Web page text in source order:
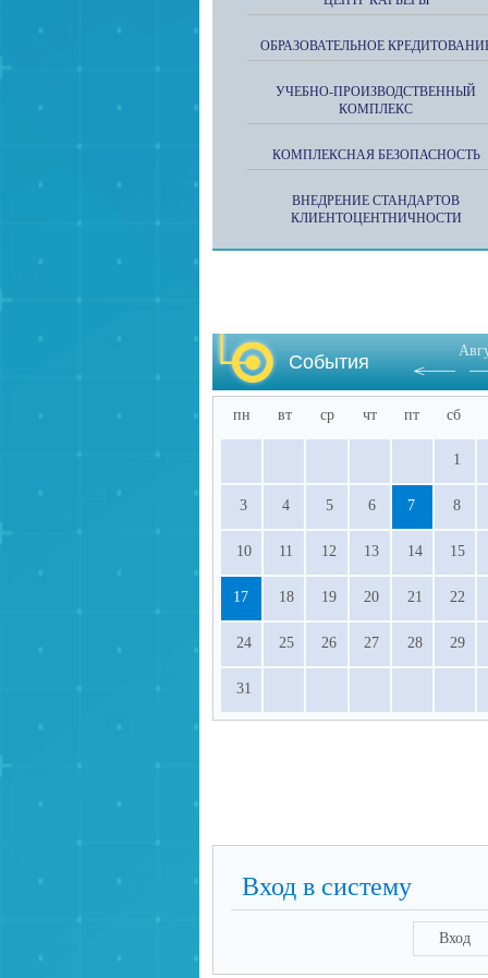
ОБРАЗОВАТЕЛЬНОЕ
УЧЕБНО-ПРОИЗВОДСТВЕННЫЙ
КОМПЛЕКС
КОМПЛЕКСНАЯ БЕЗОПАСНОСТЬ
ВНЕДРЕНИЕ СТАНДАРТОВ
КЛИЕНТОЦЕНТНИЧНОСТИ
События
пн вт ср чт пт сб
1
3 4 5 6 7 8
10 11 12 13 14 15
17 18 19 20 21 22
24 25 26 27 28 29
31
Вход в систему
Вход